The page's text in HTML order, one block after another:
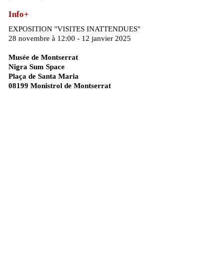
Info+
EXPOSITION "VISITES INATTENDUES"
28 novembre à 12:00 - 12 janvier 2025
Musée de Montserrat
Nigra Sum Space
Plaça de Santa Maria
08199 Monistrol de Montserrat